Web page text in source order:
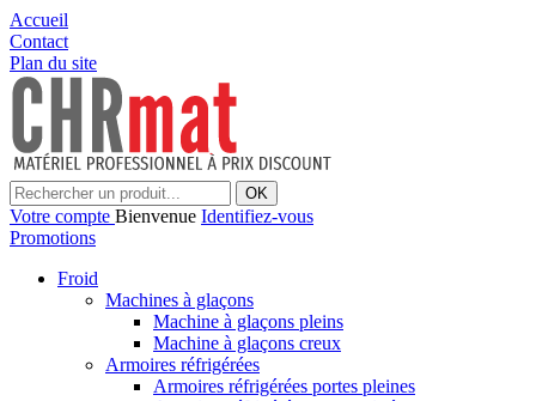
Accueil
Contact
Plan du site
OK
Votre compte Bienvenue Identifiez-vous
Promotions
Froid
Machines à glaçons
Machine à glaçons pleins
Machine à glaçons creux
Armoires réfrigérées
Armoires réfrigérées portes pleines